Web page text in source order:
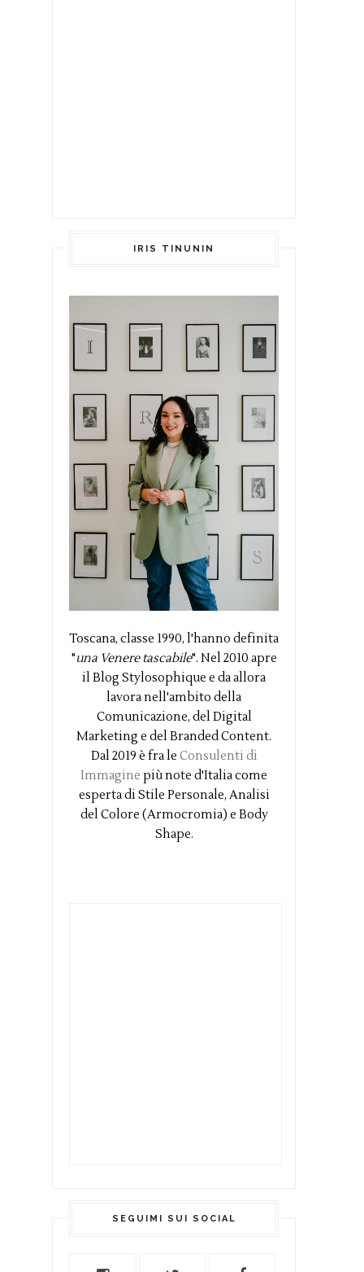
IRIS TINUNIN
Toscana, classe 1990, l'hanno definita
"una Venere tascabile". Nel 2010 apre
il Blog Stylosophique e da allora
lavora nell'ambito della
Comunicazione, del Digital
Marketing e del Branded Content.
Dal 2019 è fra le Consulenti di
Immagine più note d'Italia come
esperta di Stile Personale, Analisi
del Colore (Armocromia) e Body
Shape.
SEGUIMI SUI SOCIAL